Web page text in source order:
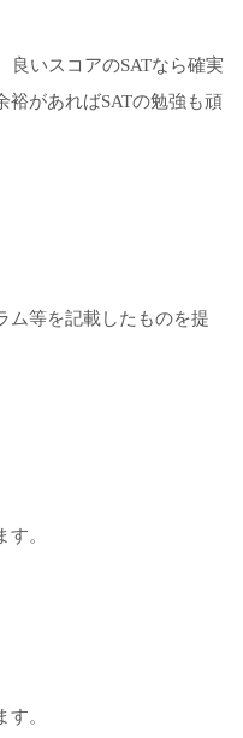
良いスコアのSATなら確実
裕があればSATの勉強も頑
ム等を記載したものを提
。
。